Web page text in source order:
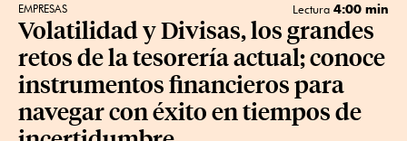
EMPRESAS Lectura 4:00 min
Volatilidad y Divisas, los grandes
retos de la tesorería actual; conoce
instrumentos financieros para
navegar con éxito en tiempos de